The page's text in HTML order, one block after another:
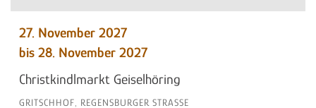
27. November 2027
bis 28. November 2027
Christkindlmarkt Geiselhöring
GRITSCHHOF, REGENSBURGER STRASSE